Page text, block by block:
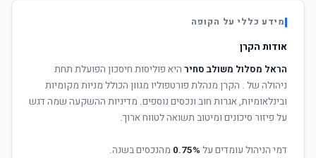
מידע כללי על הקופה
אודות הקרן
הראל מסלול משולב סחיר היא פוליסות חיסכון הפועלת תחת
ניהולה של . הקרן מנהלת פורטפוליו מגוון הכולל מניות מקומיות
ובינלאומיות, אגרות חוב ונכסים נוספים. מדיניות ההשקעה שמה דגש
על פיזור סיכונים ומיטוב תשואה לטווח ארוך.
דמי הניהול עומדים על 0.75% מהנכסים בשנה.